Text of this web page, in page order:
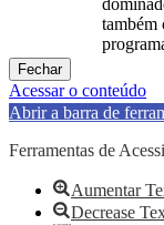
também
Fechar
Acessar o conteúdo
Abrir a barra de
Ferramentas de
Aumentar
Decrease